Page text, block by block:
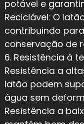
potável e
Reciclável: O
contribuindo
conservação de
6. Resistência à
Resistência a
latão podem
água sem
Resistência a